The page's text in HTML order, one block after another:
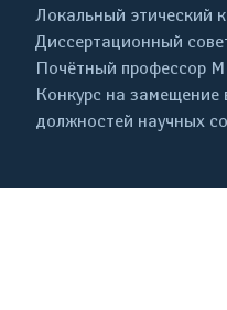
Локальный этический
Диссертационный
Почётный профессор
Конкурс на замещение
должностей научных